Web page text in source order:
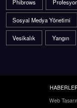
Phibrows
Sosyal Medya Yönetimi
Vesikalık Yangın
Web